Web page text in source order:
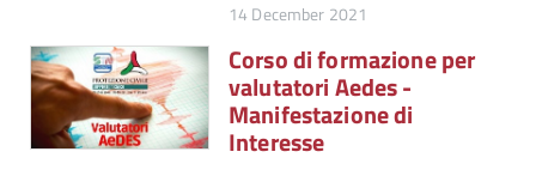
14 December 2021
Corso di formazione per
valutatori Aedes -
Manifestazione di
Interesse